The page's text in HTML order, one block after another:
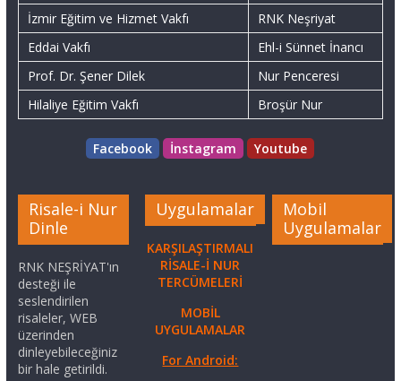
İzmir Eğitim ve Hizmet Vakfı
RNK Neşriyat
Eddai Vakfı
Ehl-i Sünnet İnancı
Prof. Dr. Şener Dilek
Nur Penceresi
Hilaliye Eğitim Vakfı
Broşür Nur
Facebook İnstagram Youtube
Risale-i Nur
Dinle
RNK NEŞRİYAT'ın
desteği ile
seslendirilen
risaleler, WEB
üzerinden
dinleyebileceğiniz
bir hale getirildi.
Uygulamalar
KARŞILAŞTIRMALI
RİSALE-İ NUR
TERCÜMELERİ
MOBİL
UYGULAMALAR
For Android:
Mobil
Uygulamalar